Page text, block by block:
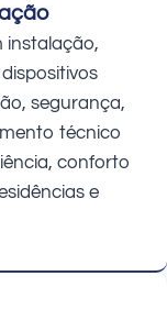
instalação,
segurança,
técnico
conforto
e